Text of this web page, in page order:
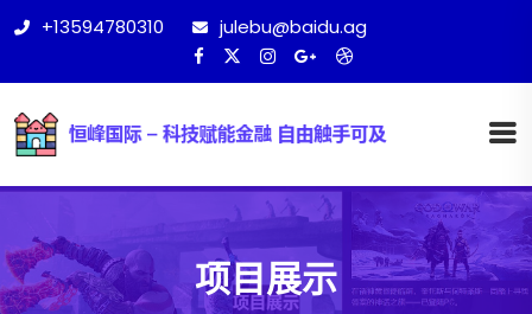
+13594780310 julebu@baidu.ag
项目展示